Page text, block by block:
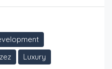
Luxury